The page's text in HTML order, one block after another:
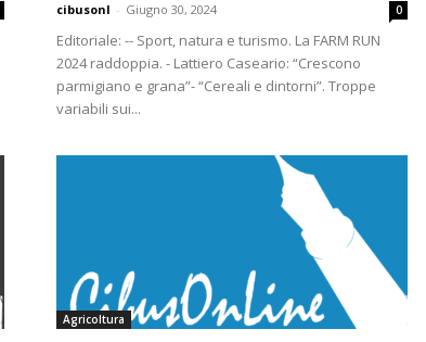
cibusonl - Giugno 30, 2024 0
Editoriale: -- Sport, natura e turismo. La FARM RUN
2024 raddoppia. - Lattiero Caseario: “Crescono
parmigiano e grana”- “Cereali e dintorni”. Troppe
variabili sui...
Agricoltura